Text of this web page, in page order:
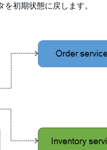
初期状態に戻します。